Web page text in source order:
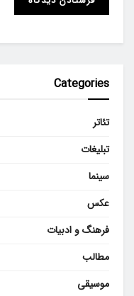
Categories
تئاتر
تبلیغات
سینما
عکس
فرهنگ و ادبیات
مطالب
موسیقی